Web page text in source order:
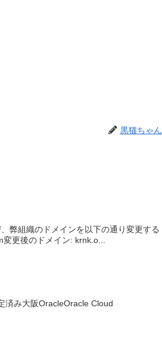
黒猫ちゃん
弊組織のドメインを以下の通り変更する
更後のドメイン: krnk.o...
済み大阪OracleOracle Cloud